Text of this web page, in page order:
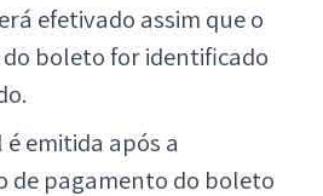
efetivado assim que o
boleto for identificado
emitida após a
de pagamento do boleto